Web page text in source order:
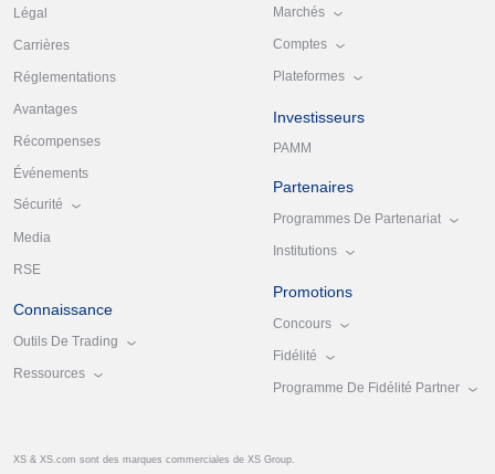
Légal
Carrières
Réglementations
Avantages
Récompenses
Événements
Sécurité
Media
RSE
Connaissance
Outils De Trading
Ressources
Marchés
Comptes
Plateformes
Investisseurs
PAMM
Partenaires
Programmes De Partenariat
Institutions
Promotions
Concours
Fidélité
Programme De Fidélité Partner
XS & XS.com sont des marques commerciales de XS Group.